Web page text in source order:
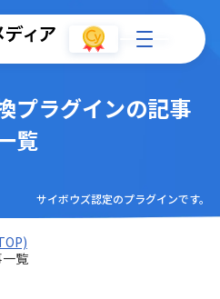
プラグインの記事
覧
サイボウズ認定のプラグインです。
覧